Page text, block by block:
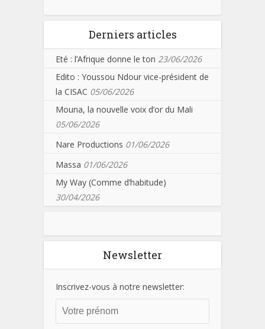
Derniers articles
Eté : l’Afrique donne le ton 23/06/2026
Edito : Youssou Ndour vice-président de
la CISAC 05/06/2026
Mouna, la nouvelle voix d’or du Mali
05/06/2026
Nare Productions 01/06/2026
Massa 01/06/2026
My Way (Comme d’habitude)
30/04/2026
Newsletter
Inscrivez-vous à notre newsletter: